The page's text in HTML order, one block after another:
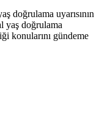
doğrulama uyarısının
yaş doğrulama
konularını gündeme